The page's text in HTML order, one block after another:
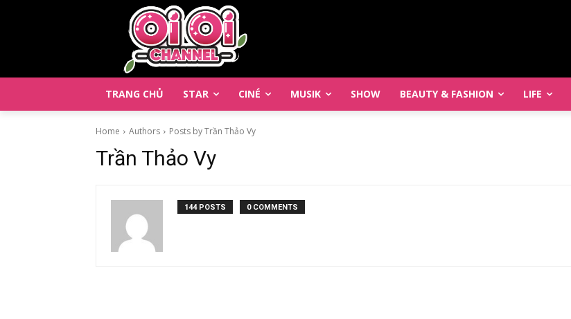
TRANG CHỦ STAR CINÉ MUSIK SHOW BEAUTY & FASHION LIFE
Home Authors Posts by Trần Thảo Vy
Trần Thảo Vy
144 POSTS 0 COMMENTS